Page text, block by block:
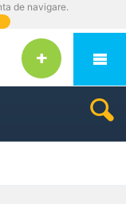
de navigare.